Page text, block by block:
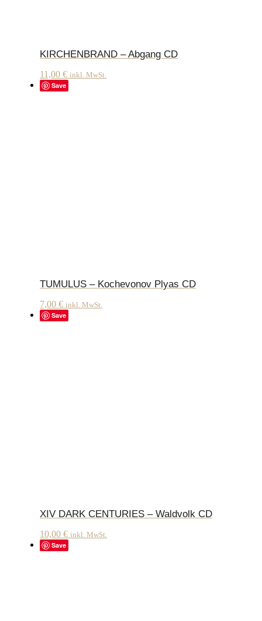
KIRCHENBRAND – Abgang CD
11,00 € inkl. MwSt.
Save
TUMULUS – Kochevonov Plyas CD
7,00 € inkl. MwSt.
Save
XIV DARK CENTURIES – Waldvolk CD
10,00 € inkl. MwSt.
Save